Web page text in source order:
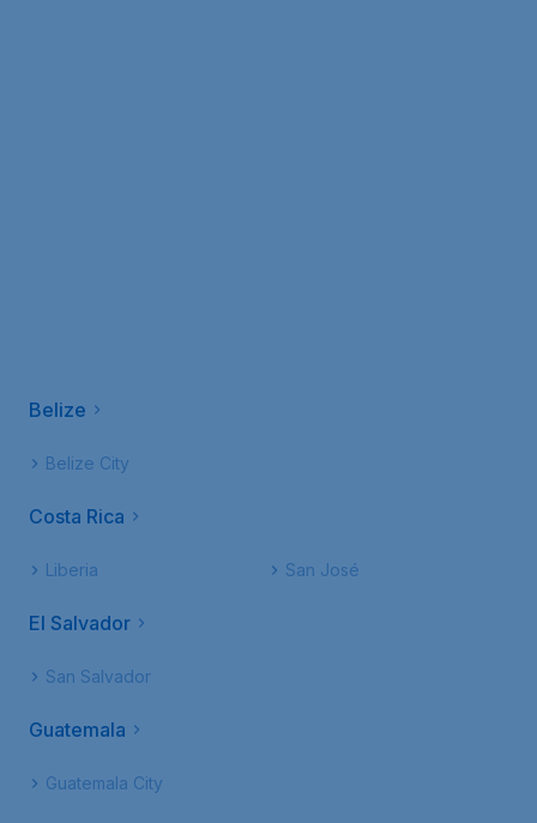
Belize
Belize City
Costa Rica
Liberia San José
El Salvador
San Salvador
Guatemala
Guatemala City